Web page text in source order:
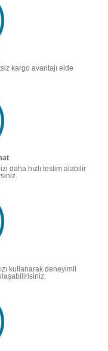
kargo avantajı elde
daha hızlı teslim alabilir
kullanarak deneyimli